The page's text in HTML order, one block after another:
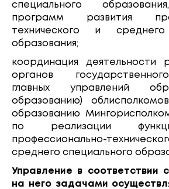
специального
программ развития
технического и среднего
образования;
координация деятельности
органов
главных управлений
образованию)
образованию
по реализации
профессионально-
среднего специального
Управление в соответствии
на него задачами